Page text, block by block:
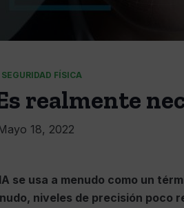
SEGURIDAD FÍSICA
realmente
18, 2022
se usa a menudo como un
niveles de precisión poco